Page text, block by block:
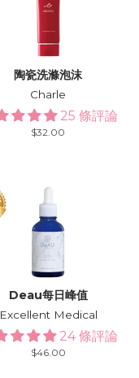
陶瓷洗滌泡沫
Charle
25 條評論
Regular
$32.00
Deau每日峰值
Excellent Medical
24 條評論
Regular
$46.00